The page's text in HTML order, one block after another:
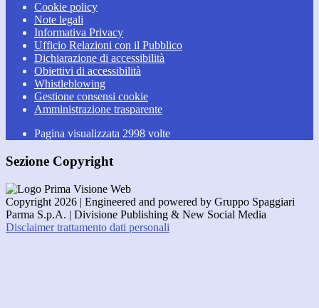
Cookie policy
Note legali
Informativa Privacy
Ufficio Relazioni con il Pubblico
Dichiarazione di accessibilità
Obiettivi di accessibilità
Whistleblowing
Gestione consensi cookie
Amministrazione trasparente
Pagina visualizzata 2998 volte
Sezione Copyright
Copyright 2026 | Engineered and powered by Gruppo Spaggiari
Parma S.p.A. | Divisione Publishing & New Social Media
Disclaimer trattamento dati personali